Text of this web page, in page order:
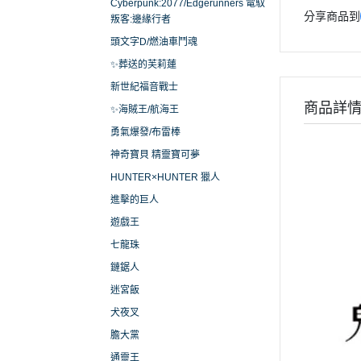
Cyberpunk:2077/Edgerunners 電馭
叛客:邊緣行者
頭文字D/燃油車鬥魂
✨葬送的芙莉蓮
新世紀福音戰士
✨海賊王/航海王
勇氣爆發/布雷棒
神奇寶貝 精靈寶可夢
HUNTER×HUNTER 獵人
進擊的巨人
遊戲王
七龍珠
鏈鋸人
迷宮飯
犬夜叉
膽大黨
通靈王
分享商品到
商品詳情